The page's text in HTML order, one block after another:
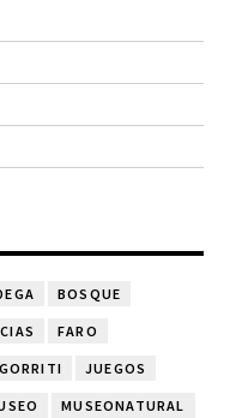
BOSQUE
FARO
JUEGOS
MUSEONATURAL